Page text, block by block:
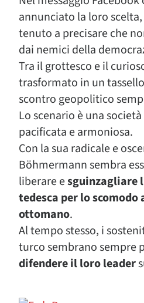
annunciato la loro
tenuto a precisare che
dai nemici della
Tra il grottesco e il
trasformato in un
scontro geopolitico
Lo scenario è una
pacificata e armoniosa.
Con la sua radicale e
Böhmermann sembra
liberare esguinzagliare
tedesca per lo
ottomano.
Al tempo stesso, i
turco sembrano sempre
difendere il loro leader